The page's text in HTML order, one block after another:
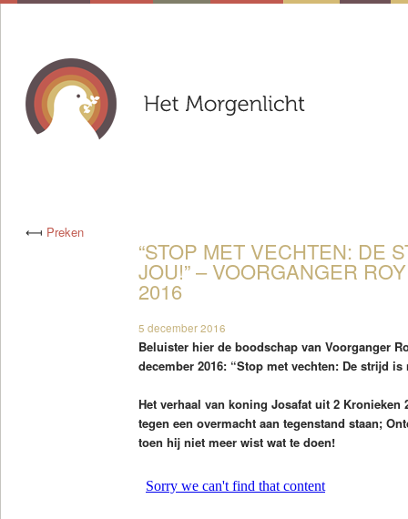
⟻ Preken
“STOP MET VECHTEN: DE
JOU!” – VOORGANGER
2016
5 december 2016
Beluister hier de boodschap van Voorganger
december 2016: “Stop met vechten: De strijd
Het verhaal van koning Josafat uit 2 Kronieken
tegen een overmacht aan tegenstand staan;
toen hij niet meer wist wat te doen!